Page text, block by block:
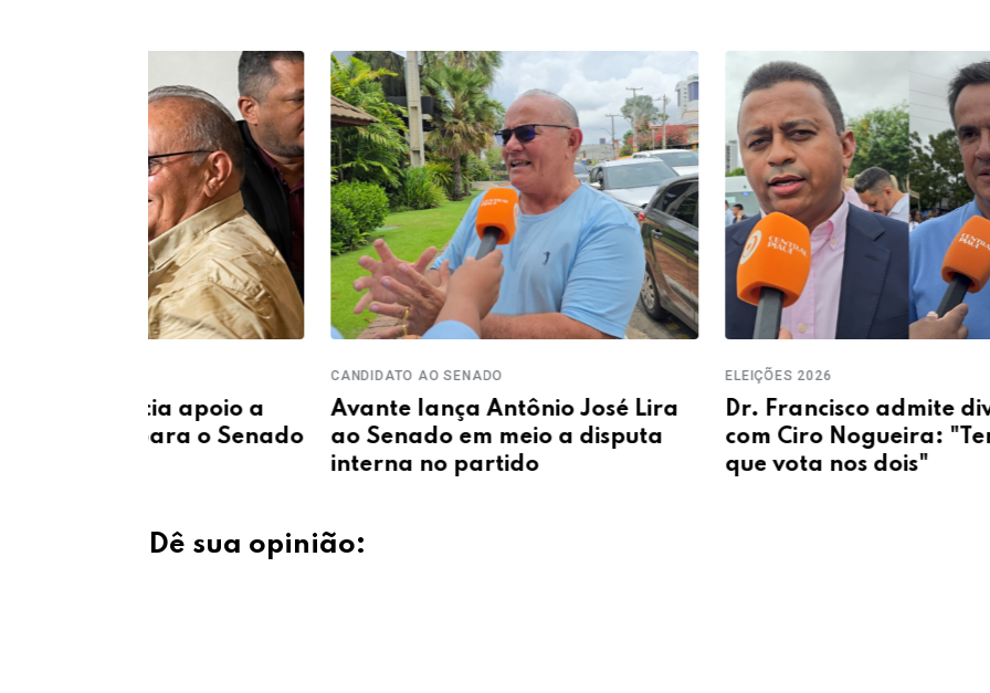
Avante lança Antônio José Lira
ao Senado em meio a disputa
interna no partido
Dr. Francisco admite dividir base
com Ciro Nogueira: "Tem líder
que vota nos dois"
Dê sua opinião: